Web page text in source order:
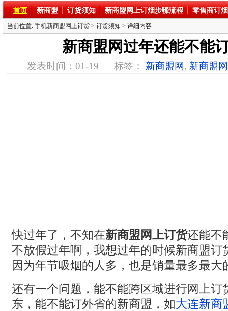
首页 新商盟 订货须知 新商盟网上订烟步骤流程 零售商订
当前位置: 手机新商盟网上订货 > 订货须知 > 详细内容
新商盟网过年还能不能
发表时间：01-19 标签： 新商盟网, 新商盟
快过年了，不知在新商盟网上订货还能不
不放假过年啊，我想过年的时候新商盟订
因为年节吸烟的人多，也是销量最多最大
还有一个问题，能不能跨区域进行网上订
东，能不能订外省的新商盟，如大连新商